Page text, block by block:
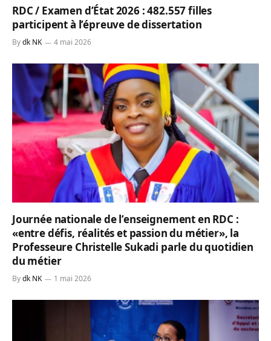
RDC / Examen d’État 2026 : 482.557 filles
participent à l’épreuve de dissertation
Bydk NK 4 mai 2026
Journée nationale de l’enseignement en RDC :
«entre défis, réalités et passion du métier», la
Professeure Christelle Sukadi parle du quotidien
du métier
Bydk NK 1 mai 2026